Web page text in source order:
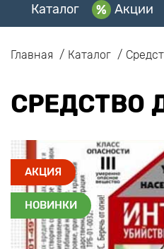
Каталог Акции
Главная Каталог
СРЕДСТВО
АКЦИЯ
НОВИНКИ